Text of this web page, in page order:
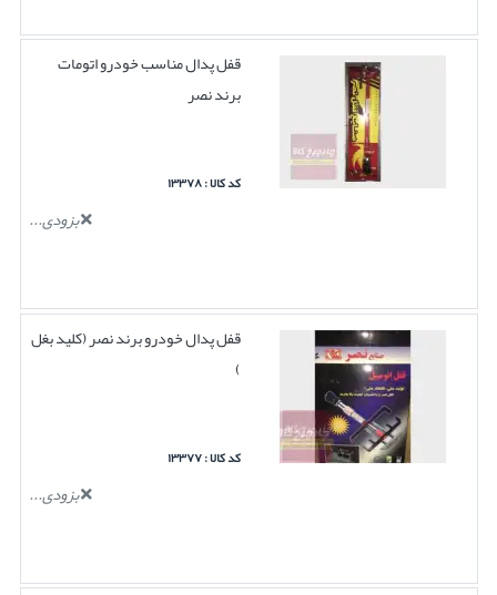
قفل پدال مناسب خودرو اتومات
برند نصر
کد کالا : ۱۳۳۷۸
بزودی...
قفل پدال خودرو برند نصر (کلید بغل
)
کد کالا : ۱۳۳۷۷
بزودی...